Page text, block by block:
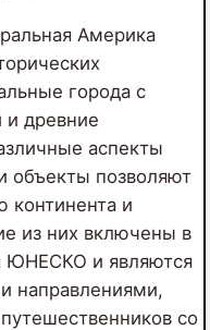
Америка
города с
и древние
аспекты
объекты позволяют
континента и
из них включены в
ЮНЕСКО и являются
направлениями,
со